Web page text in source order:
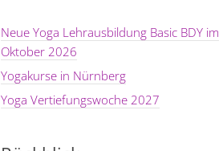
Neue Yoga Lehrausbildung Basic BDY im
Oktober 2026
Yogakurse in Nürnberg
Yoga Vertiefungswoche 2027